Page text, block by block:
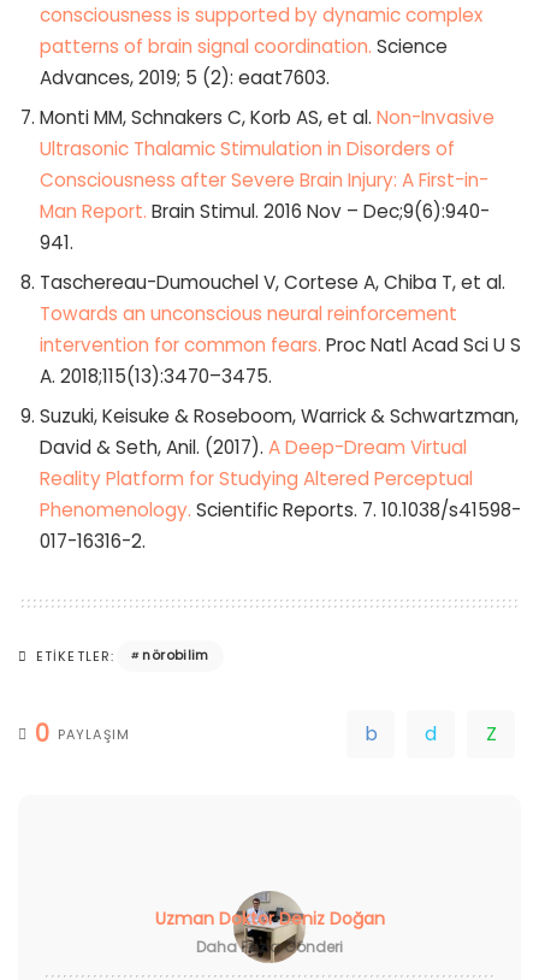
consciousness is supported by dynamic complex
patterns of brain signal coordination. Science
Advances, 2019; 5 (2): eaat7603.
Monti MM, Schnakers C, Korb AS, et al. Non-Invasive
Ultrasonic Thalamic Stimulation in Disorders of
Consciousness after Severe Brain Injury: A First-in-
Man Report. Brain Stimul. 2016 Nov – Dec;9(6):940-
941.
Taschereau-Dumouchel V, Cortese A, Chiba T, et al.
Towards an unconscious neural reinforcement
intervention for common fears. Proc Natl Acad Sci U S
A. 2018;115(13):3470–3475.
Suzuki, Keisuke & Roseboom, Warrick & Schwartzman,
David & Seth, Anil. (2017). A Deep-Dream Virtual
Reality Platform for Studying Altered Perceptual
Phenomenology. Scientific Reports. 7. 10.1038/s41598-
017-16316-2.
ETIKETLER: nörobilim
0 PAYLAŞIM
Uzman Doktor Deniz Doğan
Daha Fazla Gönderi